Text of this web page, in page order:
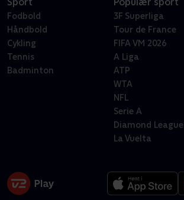
Fodbold
Håndbold
Cykling
Tennis
Badminton
3F Superliga
Tour de France
FIFA VM 2026
A Liga
ATP
WTA
NFL
Serie A
Diamond League
La Vuelta